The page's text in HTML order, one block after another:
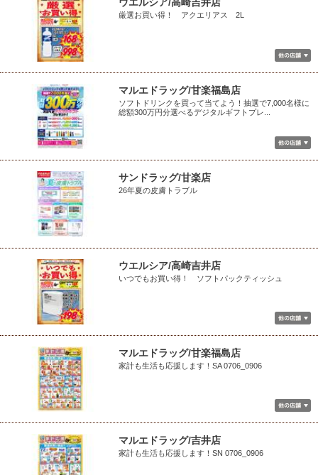
ウエルシア/高崎吉井店
厳選お買い得！ アクエリアス 2L
マルエドラッグ/甘楽福島店
ソフトドリンクを買って当てよう！抽選で7,000名様に
総額300万円分選べるデジタルギフトプレ...
サンドラッグ/甘楽店
26年夏の皮膚トラブル
ウエルシア/高崎吉井店
いつでもお買い得！ ソフトパックティッシュ
マルエドラッグ/甘楽福島店
家計も生活も応援します！SA 0706_0906
マルエドラッグ/吉井店
家計も生活も応援します！SN 0706_0906